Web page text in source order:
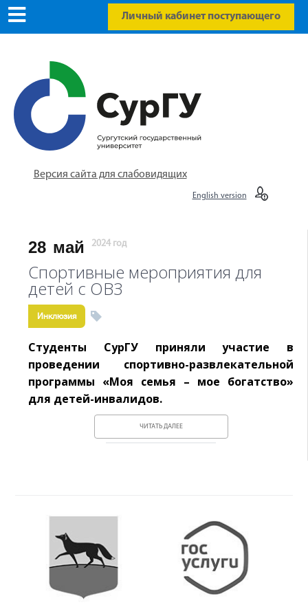
Личный кабинет поступающего
Версия сайта для слабовидящих
English version
28 май 2024 год
Спортивные мероприятия для
детей с ОВЗ
Инклюзия
Студенты СурГУ приняли участие в
проведении спортивно-развлекательной
программы «Моя семья – мое богатство»
для детей-инвалидов.
ЧИТАТЬ ДАЛЕЕ